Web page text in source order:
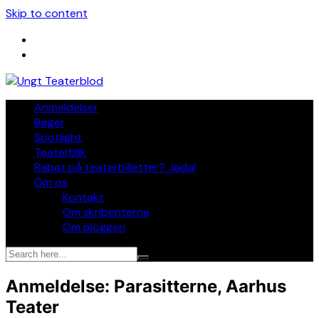
Skip to content
Anmeldelser
Bøger
Spotlight
Teaterblik
Rabat på teaterbilletter? Jada!
Om os
Kontakt
Om skribenterne
Om bloggen
Anmeldelse: Parasitterne, Aarhus
Teater